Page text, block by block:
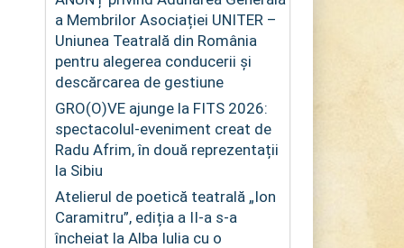
a Membrilor Asociației UNITER –
Uniunea Teatrală din România
pentru alegerea conducerii și
descărcarea de gestiune
GRO(O)VE ajunge la FITS 2026:
spectacolul-eveniment creat de
Radu Afrim, în două reprezentații
la Sibiu
Atelierul de poetică teatrală „Ion
Caramitru”, ediția a II-a s-a
încheiat la Alba Iulia cu o